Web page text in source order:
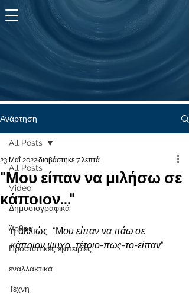
Ανάρτηση
All Posts
Video
Δημοσιογραφικά
Άρθρα
Προσωπικές εμπειρίες
εναλλακτικά
Τέχνη
All Posts
"Μου είπαν να μιλήσω σε
κάποιον..."
23 Μαΐ 2022διαβάστηκε 7 λεπτά
ή αλλιώς  "Μου είπαν να πάω σε
κάποιον ψυχο...τέτοιο-πως-το-είπαν"